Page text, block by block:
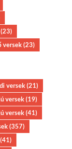
(23)
versek(23)
versek(21)
versek(19)
versek(41)
(357)
(41)